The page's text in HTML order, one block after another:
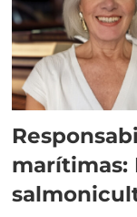
marítimas: